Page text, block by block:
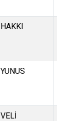
HAKKI
YUNUS
VELİ